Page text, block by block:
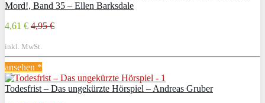
Mord!, Band 35 – Ellen Barksdale
4,61 € 4,95 €
inkl. MwSt.
ansehen *
Todesfrist – Das ungekürzte Hörspiel – Andreas Gruber